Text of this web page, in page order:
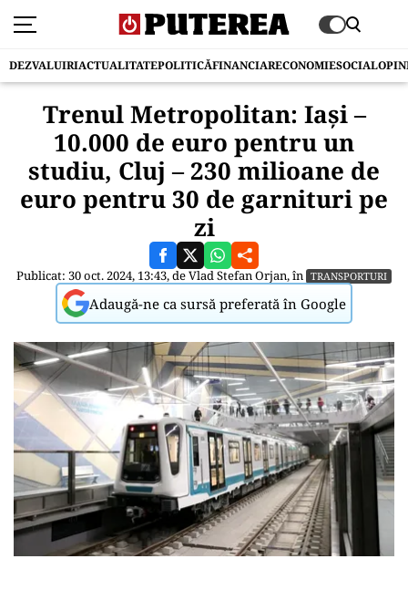
DEZVALUIRIACTUALITATEPOLITICĂFINANCIARECONOMIESOCIAL
Trenul Metropolitan: Iași –
10.000 de euro pentru un
studiu, Cluj – 230 milioane de
euro pentru 30 de garnituri pe
zi
Publicat: 30 oct. 2024, 13:43, deVlad Stefan Orjan, în TRANSPORTURI
Adaugă-ne ca sursă preferată în Google